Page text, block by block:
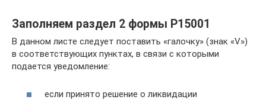
Заполняем раздел 2 формы Р15001
В данном листе следует поставить «галочку» (знак «V»)
в соответствующих пунктах, в связи с которыми
подается уведомление:
если принято решение о ликвидации